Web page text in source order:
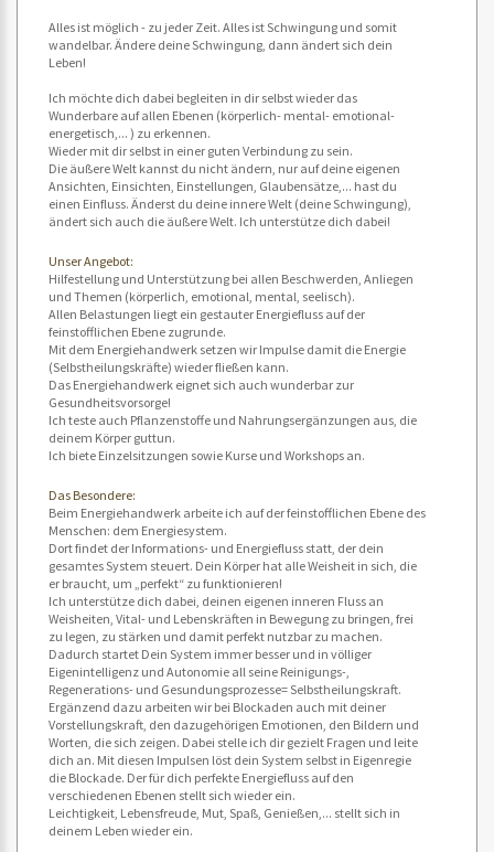
Alles ist möglich - zu jeder Zeit. Alles ist Schwingung und somit
wandelbar. Ändere deine Schwingung, dann ändert sich dein
Leben!
Ich möchte dich dabei begleiten in dir selbst wieder das
Wunderbare auf allen Ebenen (körperlich- mental- emotional-
energetisch,... ) zu erkennen.
Wieder mit dir selbst in einer guten Verbindung zu sein.
Die äußere Welt kannst du nicht ändern, nur auf deine eigenen
Ansichten, Einsichten, Einstellungen, Glaubensätze,... hast du
einen Einfluss. Änderst du deine innere Welt (deine Schwingung),
ändert sich auch die äußere Welt. Ich unterstütze dich dabei!
Unser Angebot:
Hilfestellung und Unterstützung bei allen Beschwerden, Anliegen
und Themen (körperlich, emotional, mental, seelisch).
Allen Belastungen liegt ein gestauter Energiefluss auf der
feinstofflichen Ebene zugrunde.
Mit dem Energiehandwerk setzen wir Impulse damit die Energie
(Selbstheilungskräfte) wieder fließen kann.
Das Energiehandwerk eignet sich auch wunderbar zur
Gesundheitsvorsorge!
Ich teste auch Pflanzenstoffe und Nahrungsergänzungen aus, die
deinem Körper guttun.
Ich biete Einzelsitzungen sowie Kurse und Workshops an.
Das Besondere:
Beim Energiehandwerk arbeite ich auf der feinstofflichen Ebene des
Menschen: dem Energiesystem.
Dort findet der Informations- und Energiefluss statt, der dein
gesamtes System steuert. Dein Körper hat alle Weisheit in sich, die
er braucht, um „perfekt“ zu funktionieren!
Ich unterstütze dich dabei, deinen eigenen inneren Fluss an
Weisheiten, Vital- und Lebenskräften in Bewegung zu bringen, frei
zu legen, zu stärken und damit perfekt nutzbar zu machen.
Dadurch startet Dein System immer besser und in völliger
Eigenintelligenz und Autonomie all seine Reinigungs-,
Regenerations- und Gesundungsprozesse= Selbstheilungskraft.
Ergänzend dazu arbeiten wir bei Blockaden auch mit deiner
Vorstellungskraft, den dazugehörigen Emotionen, den Bildern und
Worten, die sich zeigen. Dabei stelle ich dir gezielt Fragen und leite
dich an. Mit diesen Impulsen löst dein System selbst in Eigenregie
die Blockade. Der für dich perfekte Energiefluss auf den
verschiedenen Ebenen stellt sich wieder ein.
Leichtigkeit, Lebensfreude, Mut, Spaß, Genießen,... stellt sich in
deinem Leben wieder ein.